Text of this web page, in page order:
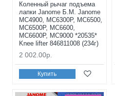
Коленный рычаг подъема
лапки Janome Б.М. Janome
MC4900, MC6300P, MC6500,
MC6500P, MC6600,
MC6600P, MC9000 *20535*
Knee lifter 846811008 (234г)
2 002.00р.
Купить